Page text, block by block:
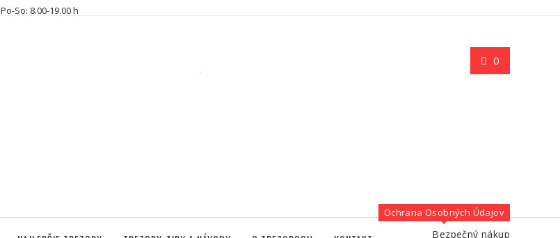
Po-So: 8.00-19.00 h
0
Ochrana Osobných Údajov
Bezpečný nákup